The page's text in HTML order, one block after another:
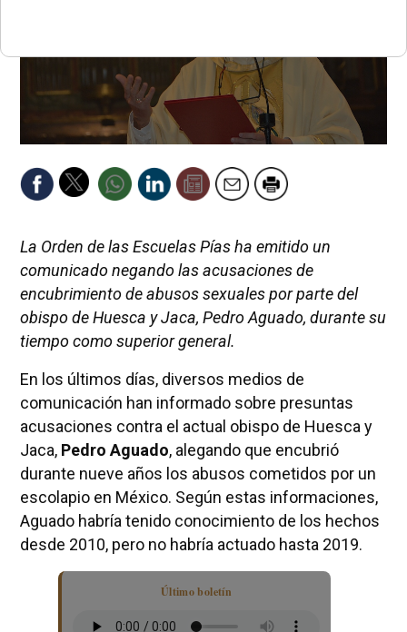
La Orden de las Escuelas Pías ha emitido un
comunicado negando las acusaciones de
encubrimiento de abusos sexuales por parte del
obispo de Huesca y Jaca, Pedro Aguado, durante su
tiempo como superior general.
En los últimos días, diversos medios de
comunicación han informado sobre presuntas
acusaciones contra el actual obispo de Huesca y
Jaca, Pedro Aguado, alegando que encubrió
durante nueve años los abusos cometidos por un
escolapio en México. Según estas informaciones,
Aguado habría tenido conocimiento de los hechos
desde 2010, pero no habría actuado hasta 2019.
Último boletín